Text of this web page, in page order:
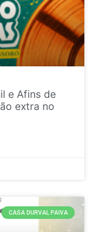
e Afins de
extra no
CASA DURVAL PAIVA